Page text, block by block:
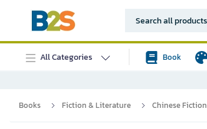
All Categories Book
Books Fiction & Literature Chinese Fiction